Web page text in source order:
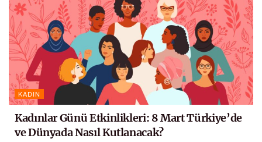
KADIN
Kadınlar Günü Etkinlikleri: 8 Mart Türkiye’de
ve Dünyada Nasıl Kutlanacak?